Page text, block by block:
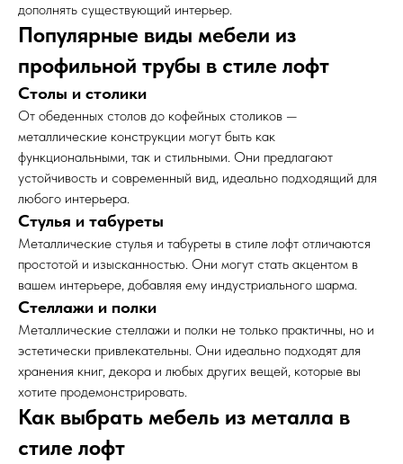
дополнять существующий интерьер.
Популярные виды мебели из
профильной трубы в стиле лофт
Столы и столики
От обеденных столов до кофейных столиков —
металлические конструкции могут быть как
функциональными, так и стильными. Они предлагают
устойчивость и современный вид, идеально подходящий для
любого интерьера.
Стулья и табуреты
Металлические стулья и табуреты в стиле лофт отличаются
простотой и изысканностью. Они могут стать акцентом в
вашем интерьере, добавляя ему индустриального шарма.
Стеллажи и полки
Металлические стеллажи и полки не только практичны, но и
эстетически привлекательны. Они идеально подходят для
хранения книг, декора и любых других вещей, которые вы
хотите продемонстрировать.
Как выбрать мебель из металла в
стиле лофт